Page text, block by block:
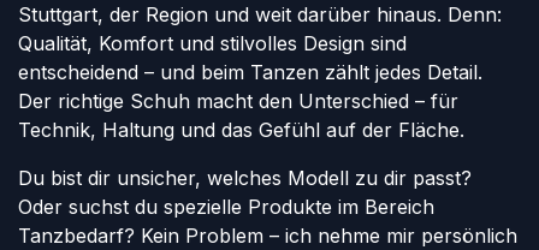
Stuttgart, der Region und weit darüber hinaus. Denn:
Qualität, Komfort und stilvolles Design sind
entscheidend – und beim Tanzen zählt jedes Detail.
Der richtige Schuh macht den Unterschied – für
Technik, Haltung und das Gefühl auf der Fläche.
Du bist dir unsicher, welches Modell zu dir passt?
Oder suchst du spezielle Produkte im Bereich
Tanzbedarf? Kein Problem – ich nehme mir persönlich